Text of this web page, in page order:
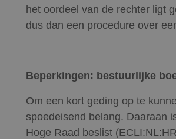
het oordeel van de rechter ligt
dus dan een procedure over
Beperkingen: bestuurlijke
Om een kort geding op te
spoedeisend belang. Daaraan
Hoge Raad beslist